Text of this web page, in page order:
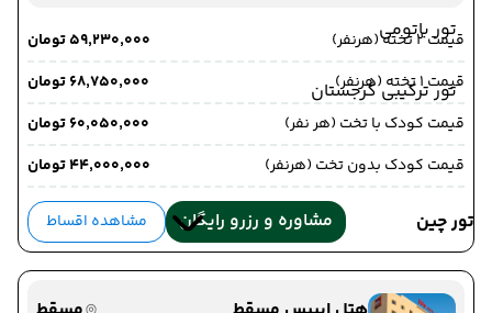
تور باتومی
تور ترکیبی گرجستان
تور چین
قیمت 2 تخته (هرنفر)
۵۹٬۲۳۰٬۰۰۰ تومان
قیمت 1 تخته (هرنفر)
۶۸٬۷۵۰٬۰۰۰ تومان
قیمت کودک با تخت (هر نفر)
۶۰٬۰۵۰٬۰۰۰ تومان
قیمت کودک بدون تخت (هرنفر)
۴۴٬۰۰۰٬۰۰۰ تومان
مشاوره و رزرو رایگان مشاهده اقساط